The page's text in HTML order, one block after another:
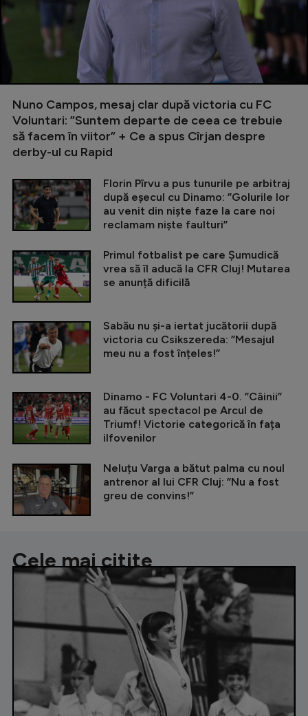
Nuno Campos, mesaj clar după victoria cu FC
Voluntari: ”Suntem departe de ceea ce trebuie
să facem în viitor” + Ce a spus Cîrjan despre
derby-ul cu Rapid
Florin Pîrvu a pus tunurile pe arbitraj
după eșecul cu Dinamo: ”Golurile lor
au venit din niște faze la care noi
reclamam niște faulturi”
Primul fotbalist pe care Șumudică
vrea să îl aducă la CFR Cluj! Mutarea
se anunță dificilă
Sabău nu și-a iertat jucătorii după
victoria cu Csikszereda: ”Mesajul
meu nu a fost înțeles!”
Dinamo - FC Voluntari 4-0. ”Câinii”
au făcut spectacol pe Arcul de
Triumf! Victorie categorică în fața
ilfovenilor
Neluțu Varga a bătut palma cu noul
antrenor al lui CFR Cluj: ”Nu a fost
greu de convins!”
Cele mai citite